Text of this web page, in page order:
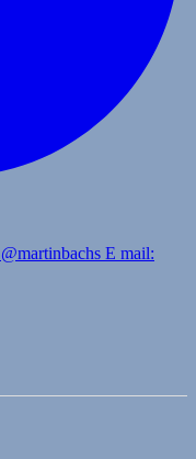
E mail: